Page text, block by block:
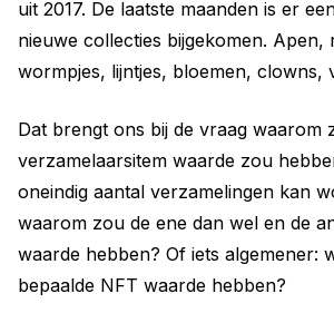
uit 2017. De laatste maanden is er
nieuwe collecties bijgekomen. Apen,
wormpjes, lijntjes, bloemen, clowns,
Dat brengt ons bij de vraag waarom
verzamelaarsitem waarde zou
oneindig aantal verzamelingen kan
waarom zou de ene dan wel en de
waarde hebben? Of iets algemener:
bepaalde NFT waarde hebben?